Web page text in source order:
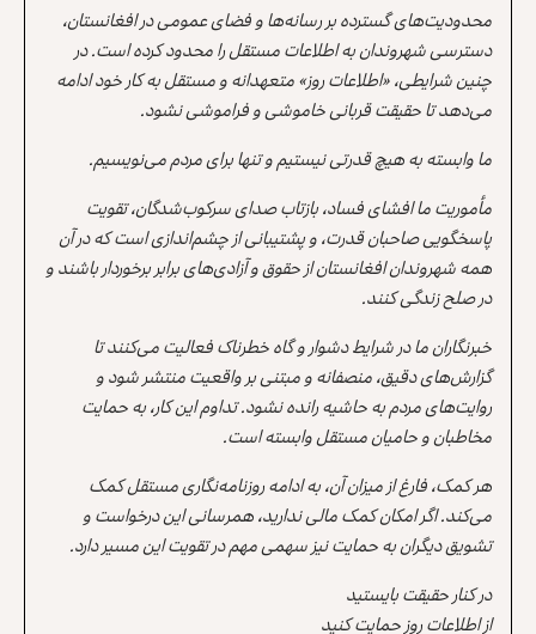
محدودیت‌های گسترده بر رسانه‌ها و فضای عمومی در افغانستان،
دسترسی شهروندان به اطلاعات مستقل را محدود کرده است. در
چنین شرایطی، «اطلاعات روز» متعهدانه و مستقل به کار خود ادامه
می‌دهد تا حقیقت قربانی خاموشی و فراموشی نشود.
ما وابسته به هیچ قدرتی نیستیم و تنها برای مردم می‌نویسیم.
مأموریت ما افشای فساد، بازتاب صدای سرکوب‌شدگان، تقویت
پاسخگویی صاحبان قدرت، و پشتیبانی از چشم‌اندازی است که در آن
همه شهروندان افغانستان از حقوق و آزادی‌های برابر برخوردار باشند و
در صلح زندگی کنند.
خبرنگاران ما در شرایط دشوار و گاه خطرناک فعالیت می‌کنند تا
گزارش‌های دقیق، منصفانه و مبتنی بر واقعیت منتشر شود و
روایت‌های مردم به حاشیه رانده نشود. تداوم این کار، به حمایت
مخاطبان و حامیان مستقل وابسته است.
هر کمک، فارغ از میزان آن، به ادامه روزنامه‌نگاری مستقل کمک
می‌کند. اگر امکان کمک مالی ندارید، همرسانی این درخواست و
تشویق دیگران به حمایت نیز سهمی مهم در تقویت این مسیر دارد.
در کنار حقیقت بایستید
از اطلاعات روز حمایت کنید